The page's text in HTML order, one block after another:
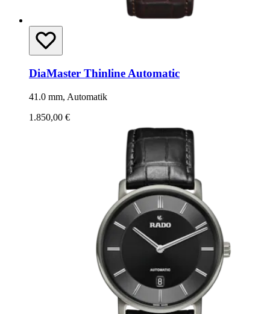
DiaMaster Thinline Automatic
41.0 mm, Automatik
1.850,00 €